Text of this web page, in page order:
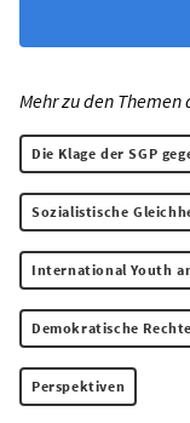
Mehr zu den Themen
Die Klage der SGP
Sozialistische
International Youth
Demokratische Rechte
Perspektiven